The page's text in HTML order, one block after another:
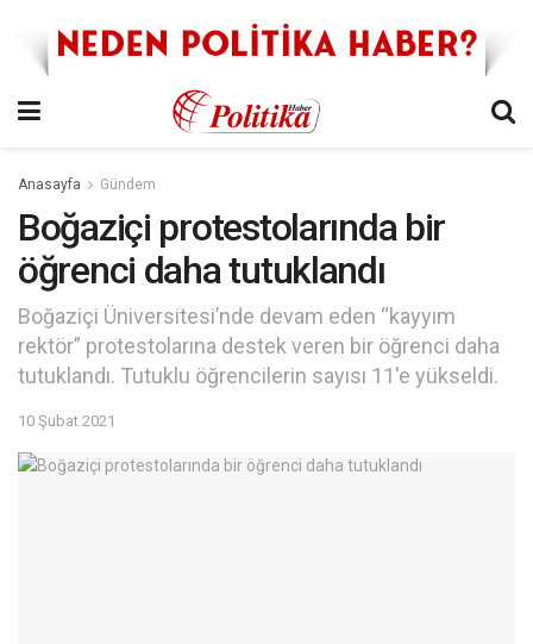
Anasayfa Gündem
Boğaziçi protestolarında bir
öğrenci daha tutuklandı
Boğaziçi Üniversitesi’nde devam eden “kayyım
rektör” protestolarına destek veren bir öğrenci daha
tutuklandı. Tutuklu öğrencilerin sayısı 11'e yükseldi.
10 Şubat 2021